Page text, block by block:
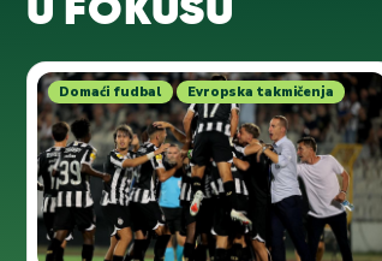
U FOKUSU
Domaći fudbal Evropska takmičenja